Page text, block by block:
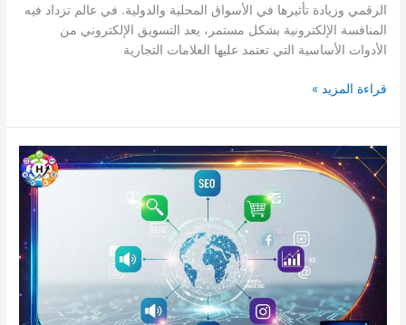
الرقمي وزيادة تأثيرها في الأسواق المحلية والدولية. في عالم تزداد فيه
المنافسة الإلكترونية بشكل مستمر، يعد التسويق الإلكتروني من
الأدوات الأساسية التي تعتمد عليها العلامات التجارية
قراءة المزيد »
خدمات
تسويق
الكتروني
حلول
تسويق
متكاملة
للمؤسسات